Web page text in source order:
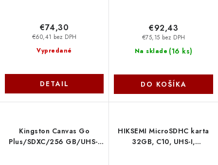
Vypredané
€60,41 bez DPH
€74,30
DETAIL
Na sklade (16 ks)
€75,15 bez DPH
€92,43
DO KOŠÍKA
Kingston Canvas Go
Plus/SDXC/256 GB/UHS-I
HIKSEMI MicroSDHC karta
32GB, C10, UHS-I,